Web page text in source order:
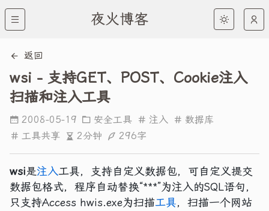
夜火博客
返回
wsi - 支持GET、POST、Cookie注入
扫描和注入工具
2008-05-19 安全工具 注入
数据库
工具共享
2分钟 296字
wsi是注入工具，支持自定义数据包，可自定义提交
数据包格式，程序自动替换“***”为注入的SQL语句，
只支持Access hwis.exe为扫描工具，扫描一个网站